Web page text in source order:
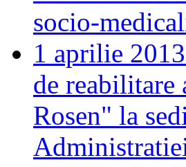
socio-
1 aprilie
de
Rosen" la